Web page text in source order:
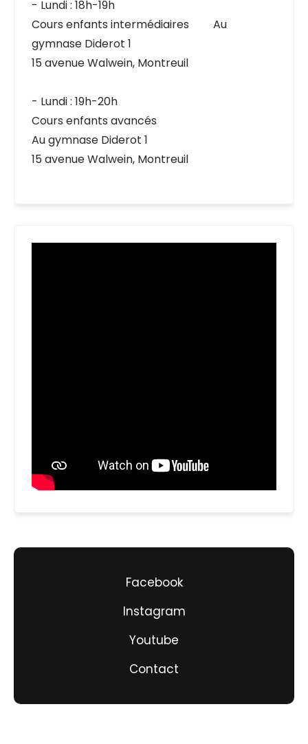
- Lundi : 18h-19h
Cours enfants intermédiaires
Au
gymnase Diderot 1
15 avenue Walwein, Montreuil
- Lundi : 19h-20h
Cours enfants avancés
Au gymnase Diderot 1
15 avenue Walwein, Montreuil
Facebook
Instagram
Youtube
Contact